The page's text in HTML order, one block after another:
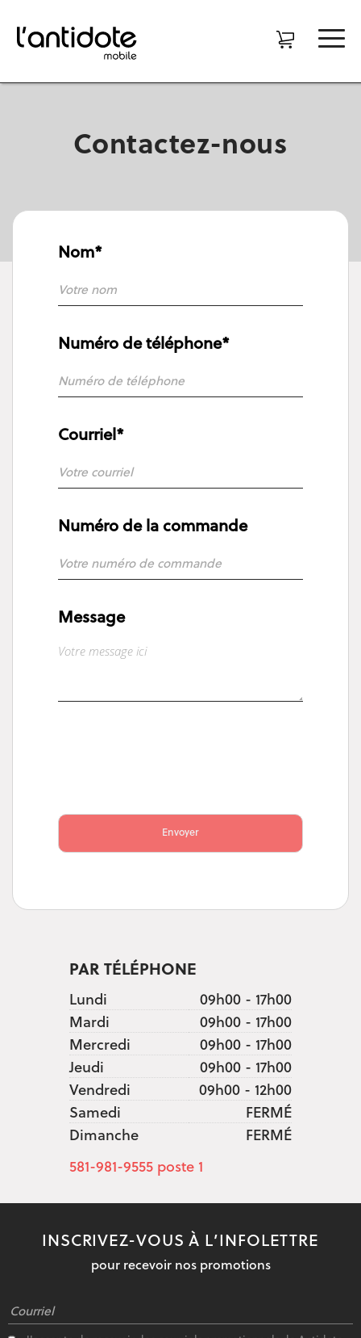
Contactez-nous
Nom*
Numéro de téléphone*
Courriel*
Numéro de la commande
Message
Envoyer
PAR TÉLÉPHONE
Lundi
09h00 - 17h00
Mardi
09h00 - 17h00
Mercredi
09h00 - 17h00
Jeudi
09h00 - 17h00
Vendredi
09h00 - 12h00
Samedi
FERMÉ
Dimanche
FERMÉ
581-981-9555 poste 1
INSCRIVEZ-VOUS À L’INFOLETTRE
pour recevoir nos promotions